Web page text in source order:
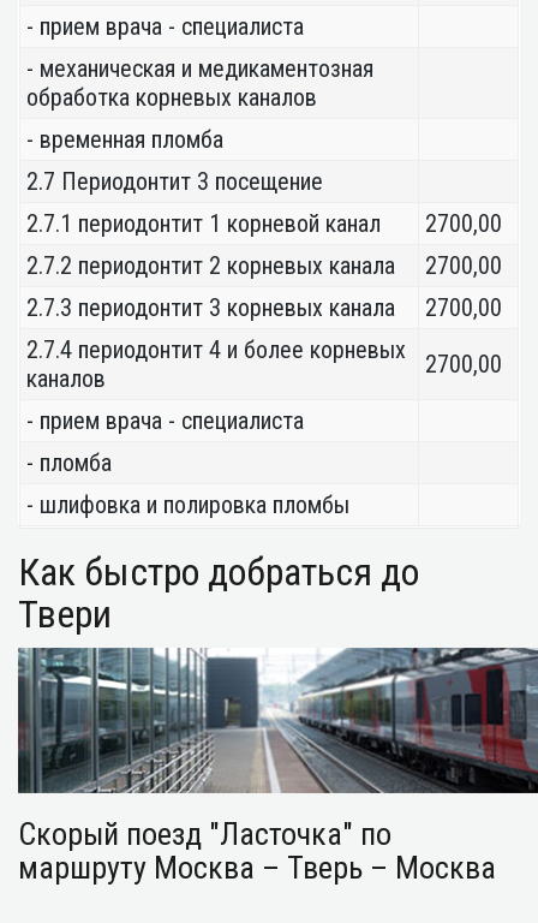
- прием врача - специалиста
- механическая и медикаментозная
обработка корневых каналов
- временная пломба
2.7 Периодонтит 3 посещение
2.7.1 периодонтит 1 корневой канал
2700,00
2.7.2 периодонтит 2 корневых канала
2700,00
2.7.3 периодонтит 3 корневых канала
2700,00
2.7.4 периодонтит 4 и более корневых
каналов
2700,00
- прием врача - специалиста
- пломба
- шлифовка и полировка пломбы
Как быстро добраться до
Твери
Скорый поезд "Ласточка" по
маршруту Москва – Тверь – Москва